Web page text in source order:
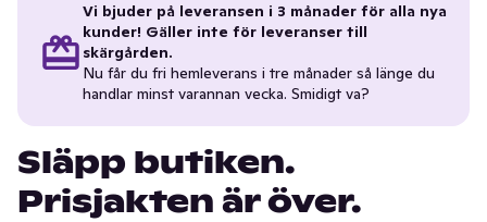
Vi bjuder på leveransen i 3 månader för alla nya
kunder! Gäller inte för leveranser till
skärgården.
Nu får du fri hemleverans i tre månader så länge du
handlar minst varannan vecka. Smidigt va?
Släpp butiken.
Prisjakten är över.